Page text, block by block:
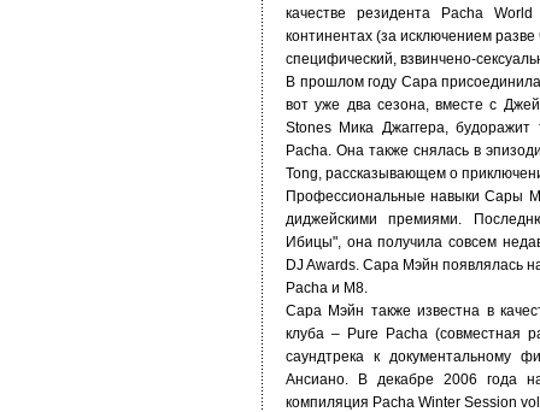
качестве резидента Pacha
континентах (за исключением
специфический, взвинчено-
В прошлом году Сара
вот уже два сезона, вместе с
Stones Мика Джаггера,
Pacha. Она также снялась в
Tong, рассказывающем о
Профессиональные навыки Сары
диджейскими премиями.
Ибицы", она получила совсем
DJ Awards. Сара Мэйн появлялась
Pacha и М8.
Сара Мэйн также известна в
клуба – Pure Pacha (совместная
саундтрека к документальному
Ансиано. В декабре 2006 года
компиляция Pacha Winter Session